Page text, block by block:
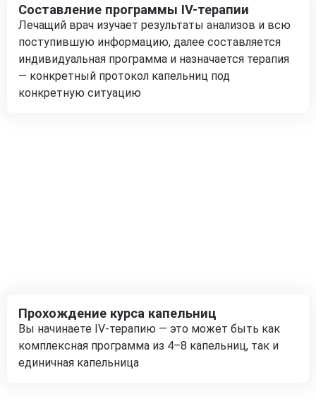
Составление программы IV-терапии
Лечащий врач изучает результаты анализов и всю
поступившую информацию, далее составляется
индивидуальная программа и назначается терапия
— конкретный протокол капельниц под
конкретную ситуацию
Прохождение курса капельниц
Вы начинаете IV-терапию — это может быть как
комплексная программа из 4–8 капельниц, так и
единичная капельница